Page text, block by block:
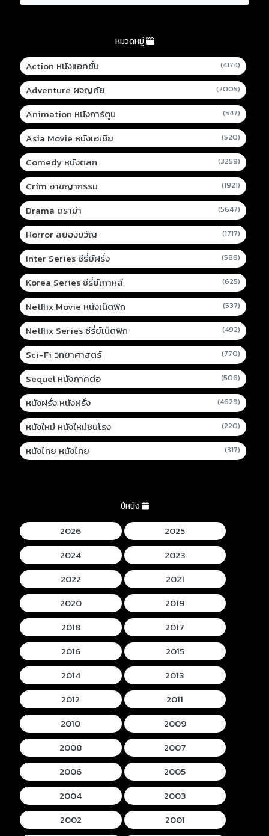
หมวดหมู่
Action หนังแอคชั่น (4174)
Adventure ผจญภัย (2005)
Animation หนังการ์ตูน (547)
Asia Movie หนังเอเชีย (520)
Comedy หนังตลก (3259)
Crim อาชญากรรม (1921)
Drama ดราม่า (5647)
Horror สยองขวัญ (1717)
Inter Series ซีรี่ย์ฝรั่ง (586)
Korea Series ซีรี่ย์เกาหลี (625)
Netflix Movie หนังเน็ตฟิก (537)
Netflix Series ซีรี่ย์เน็ตฟิก (492)
Sci-Fi วิทยาศาสตร์ (770)
Sequel หนังภาคต่อ (506)
หนังฝรั่ง หนังฝรั่ง (4629)
หนังใหม่ หนังใหม่ชนโรง (220)
หนังไทย หนังไทย (317)
ปีหนัง
2026
2025
2024
2023
2022
2021
2020
2019
2018
2017
2016
2015
2014
2013
2012
2011
2010
2009
2008
2007
2006
2005
2004
2003
2002
2001